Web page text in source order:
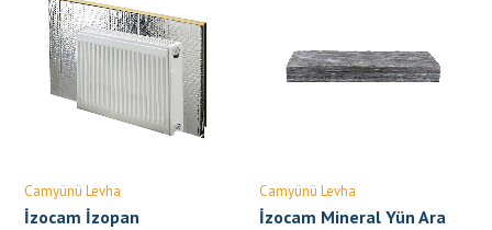
Camyünü Levha
İzocam İzopan
Camyünü Levha
İzocam Mineral Yün Ara